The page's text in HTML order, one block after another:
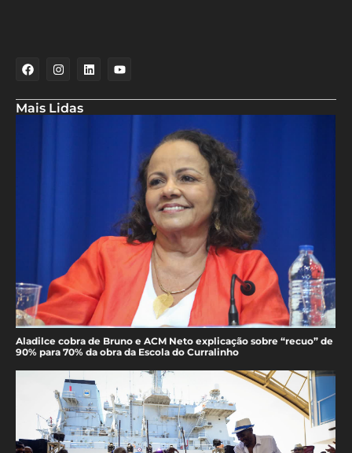
Mais Lidas
Aladilce cobra de Bruno e ACM Neto explicação sobre “recuo” de
90% para 70% da obra da Escola do Curralinho